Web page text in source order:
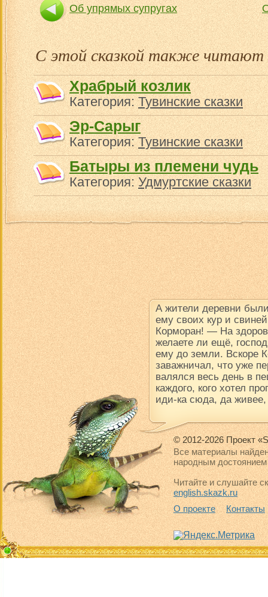
Об упрямых супругах
С этой сказкой также читают
Храбрый козлик
Категория:Тувинские сказки
Эр-Сарыг
Категория:Тувинские сказки
Батыры из племени чудь
Категория:Удмуртские сказки
А жители деревни
ему своих кур и
Корморан! — На
желаете ли ещё,
ему до земли. Вскоре
заважничал, что уже
валялся весь день в
каждого, кого хотел
иди-ка сюда, да
© 2012-2026 Проект
Все материалы
народным достоянием
Читайте и слушайте
english.skazk.ru
О проекте
Контакты